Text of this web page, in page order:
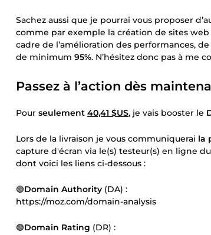
Sachez aussi que je pourrai vous proposer
comme par exemple la création de sites
cadre de l’amélioration des performances,
de minimum 95%. N’hésitez donc pas à me
Passez à l’action dès
Pour seulement 40,41 $US, je vais booster le
Lors de la livraison je vous communiquerai la
capture d'écran via le(s) testeur(s) en ligne
dont voici les liens ci-dessous :
🟢Domain Authority (DA) :
https://moz.com/domain-analysis
🟢Domain Rating (DR) :